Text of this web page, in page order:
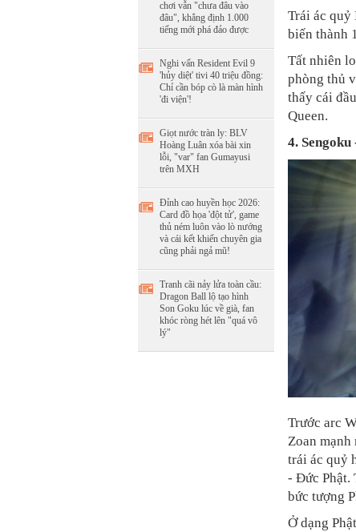
chơi vẫn "chưa đâu vào
đâu", khẳng định 1.000
tiếng mới phá đảo được
Nghi vấn Resident Evil 9
'hủy diệt' tivi 40 triệu đồng:
Chỉ cần bóp cò là màn hình
'đi viện'!
Giọt nước tràn ly: BLV
Hoàng Luân xóa bài xin
lỗi, "var" fan Gumayusi
trên MXH
Đỉnh cao huyền học 2026:
Card đồ họa 'đột tử', game
thủ ném luôn vào lò nướng
và cái kết khiến chuyên gia
cũng phải ngả mũ!
Tranh cãi nảy lửa toàn cầu:
Dragon Ball lộ tạo hình
Son Goku lúc về già, fan
khóc ròng hét lên "quá vô
lý"
Trái ác quỷ
biến thành
Tất nhiên
phòng thủ
thấy cái
Queen.
4.
Trước arc
Zoan mạnh
trái ác quỷ
- Đức Phật.
bức tượng
Ở dạng